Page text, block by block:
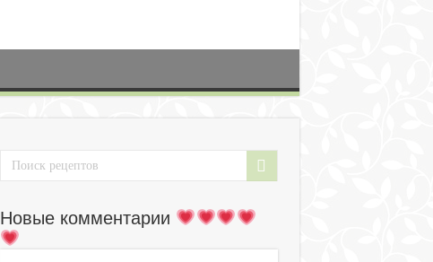
Новые комментарии